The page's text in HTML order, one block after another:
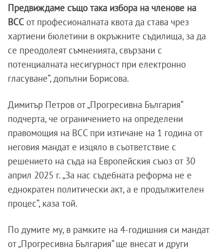
Предвиждаме също така избора на членове на
ВСС от професионалната квота да става чрез
хартиени бюлетини в окръжните съдилища, за да
се преодолеят съмненията, свързани с
потенциалната несигурност при електронно
гласуване“, допълни Борисова.
Димитър Петров от „Прогресивна България“
подчерта, че ограничението на определени
правомощия на ВСС при изтичане на 1 година от
неговия мандат е изцяло в съответствие с
решението на съда на Европейския съюз от 30
април 2025 г. „За нас съдебната реформа не е
еднократен политически акт, а е продължителен
процес“, каза той.
По думите му, в рамките на 4-годишния си мандат
от „Прогресивна България“ ще внесат и други